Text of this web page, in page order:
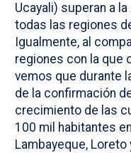
Ucayali) superan a
todas las regiones
Igualmente, al
regiones con la que
vemos que durante
de la confirmación
crecimiento de las
100 mil habitantes
Lambayeque, Loreto